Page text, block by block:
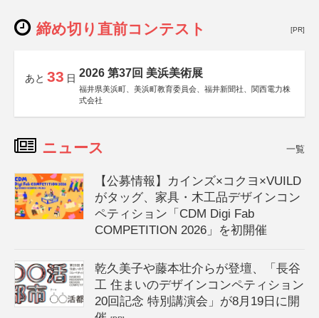
締め切り直前コンテスト [PR]
あと 33 日 2026 第37回 美浜美術展
福井県美浜町、美浜町教育委員会、福井新聞社、関西電力株
式会社
ニュース 一覧
【公募情報】カインズ×コクヨ×VUILD
がタッグ、家具・木工品デザインコン
ペティション「CDM Digi Fab
COMPETITION 2026」を初開催
乾久美子や藤本壮介らが登壇、「長谷
工 住まいのデザインコンペティション
20回記念 特別講演会」が8月19日に開